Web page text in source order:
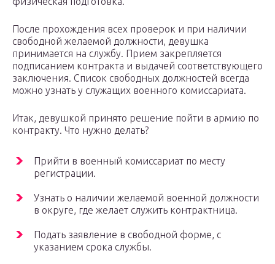
После прохождения всех проверок и при наличии
свободной желаемой должности, девушка
принимается на службу. Прием закрепляется
подписанием контракта и выдачей соответствующего
заключения. Список свободных должностей всегда
можно узнать у служащих военного комиссариата.
Итак, девушкой принято решение пойти в армию по
контракту. Что нужно делать?
Прийти в военный комиссариат по месту
регистрации.
Узнать о наличии желаемой военной должности
в округе, где желает служить контрактница.
Подать заявление в свободной форме, с
указанием срока службы.